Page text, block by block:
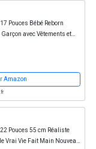
Pouces Bébé Reborn
avec Vêtements et
Amazon
Pouces 55 cm Réaliste
Vrai Vie Fait Main Nouveau-